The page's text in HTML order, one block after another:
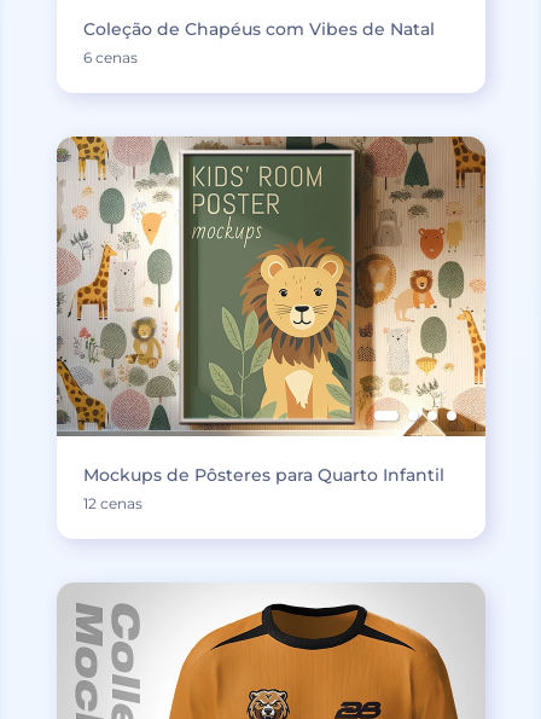
Coleção de Chapéus com Vibes de Natal
6 cenas
Mockups de Pôsteres para Quarto Infantil
12 cenas